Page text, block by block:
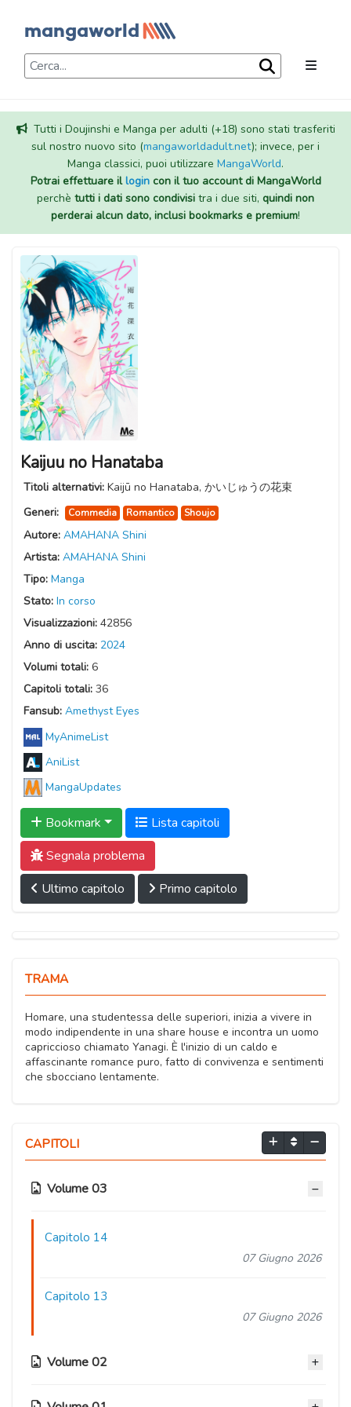
Tutti i Doujinshi e Manga per adulti (+18) sono stati trasferiti
sul nostro nuovo sito (mangaworldadult.net); invece, per i
Manga classici, puoi utilizzare MangaWorld.
Potrai effettuare illogincon il tuo account di MangaWorld
perchè tutti i dati sono condivisi tra i due siti, quindi non
perderai alcun dato, inclusi bookmarks e premium!
Kaijuu no Hanataba
Titoli alternativi: Kaijū no Hanataba, かいじゅうの花束
Generi:
Commedia Romantico Shoujo
Autore: AMAHANA Shini
Artista: AMAHANA Shini
Tipo: Manga
Stato: In corso
Visualizzazioni: 42856
Anno di uscita: 2024
Volumi totali: 6
Capitoli totali: 36
Fansub: Amethyst Eyes
MyAnimeList
AniList
MangaUpdates
Bookmark
Lista capitoli
Segnala problema
Ultimo capitolo
Primo capitolo
TRAMA
Homare, una studentessa delle superiori, inizia a vivere in
modo indipendente in una share house e incontra un uomo
capriccioso chiamato Yanagi. È l'inizio di un caldo e
affascinante romance puro, fatto di convivenza e sentimenti
che sbocciano lentamente.
CAPITOLI
Volume 03
Capitolo 14
07 Giugno 2026
Capitolo 13
07 Giugno 2026
Volume 02